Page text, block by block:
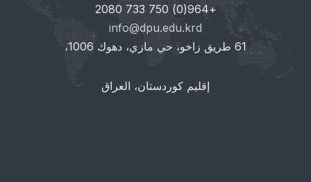
+964(0) 750 733 2080
info@dpu.edu.krd
61 طريق زاخو، حي مازي، دهوك 1006،
إقليم كوردستان، العراق